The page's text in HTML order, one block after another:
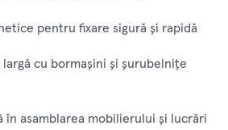
pentru fixare sigură și rapidă
cu bormașini și șurubelnițe
în asamblarea mobilierului și lucrări